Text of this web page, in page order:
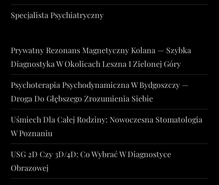
Specjalista Psychiatryczny
Prywatny Rezonans Magnetyczny Kolana — Szybka
Diagnostyka W Okolicach Leszna I Zielonej Góry
Psychoterapia Psychodynamiczna W Bydgoszczy —
Droga Do Głębszego Zrozumienia Siebie
Uśmiech Dla Całej Rodziny: Nowoczesna Stomatologia
W Poznaniu
USG 2D Czy 3D/4D: Co Wybrać W Diagnostyce
Obrazowej